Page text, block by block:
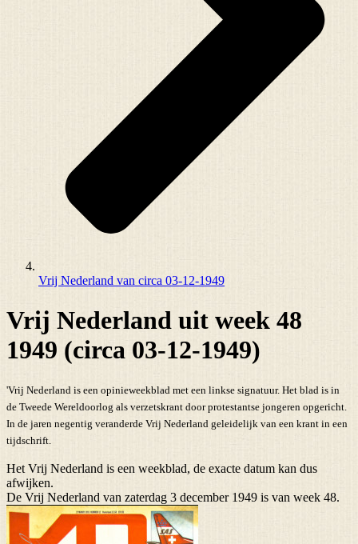
Vrij Nederland van circa 03-12-1949
Vrij Nederland uit week 48
1949 (circa 03-12-1949)
'Vrij Nederland is een opinieweekblad met een linkse signatuur. Het blad is in
de Tweede Wereldoorlog als verzetskrant door protestantse jongeren opgericht.
In de jaren negentig veranderde Vrij Nederland geleidelijk van een krant in een
tijdschrift.
Het Vrij Nederland is een weekblad, de exacte datum kan dus
afwijken.
De Vrij Nederland van zaterdag 3 december 1949 is van week 48.